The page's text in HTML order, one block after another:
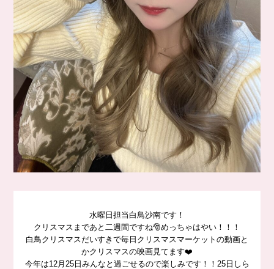
水曜日担当白鳥沙南です！
クリスマスまであと二週間ですね🎅めっちゃはやい！！！
白鳥クリスマスだいすきで毎日クリスマスマーケットの動画と
かクリスマスの映画見てます❤️
今年は12月25日みんなと過ごせるので楽しみです！！25日しら